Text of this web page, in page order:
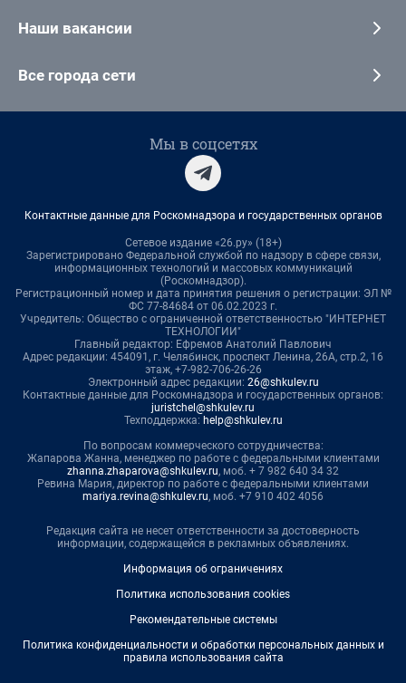
Наши вакансии
Все города сети
Мы в соцсетях
Контактные данные для Роскомнадзора и государственных органов
Сетевое издание «26.ру» (18+)
Зарегистрировано Федеральной службой по надзору в сфере связи,
информационных технологий и массовых коммуникаций
(Роскомнадзор).
Регистрационный номер и дата принятия решения о регистрации: ЭЛ №
ФС 77-84684 от 06.02.2023 г.
Учредитель: Общество с ограниченной ответственностью "ИНТЕРНЕТ
ТЕХНОЛОГИИ"
Главный редактор: Ефремов Анатолий Павлович
Адрес редакции: 454091, г. Челябинск, проспект Ленина, 26А, стр.2, 16
этаж, +7-982-706-26-26
Электронный адрес редакции: 26@shkulev.ru
Контактные данные для Роскомнадзора и государственных органов:
juristchel@shkulev.ru
Техподдержка: help@shkulev.ru
По вопросам коммерческого сотрудничества:
Жапарова Жанна, менеджер по работе с федеральными клиентами
zhanna.zhaparova@shkulev.ru, моб. + 7 982 640 34 32
Ревина Мария, директор по работе с федеральными клиентами
mariya.revina@shkulev.ru, моб. +7 910 402 4056
Редакция сайта не несет ответственности за достоверность
информации, содержащейся в рекламных объявлениях.
Информация об ограничениях
Политика использования cookies
Рекомендательные системы
Политика конфиденциальности и обработки персональных данных и
правила использования сайта